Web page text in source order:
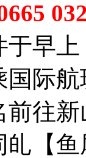
早
国际
往
【